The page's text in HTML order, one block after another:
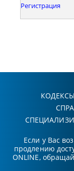
Регистрация
КОДЕКСЫ
Если у Вас
продлению
ONLINE,